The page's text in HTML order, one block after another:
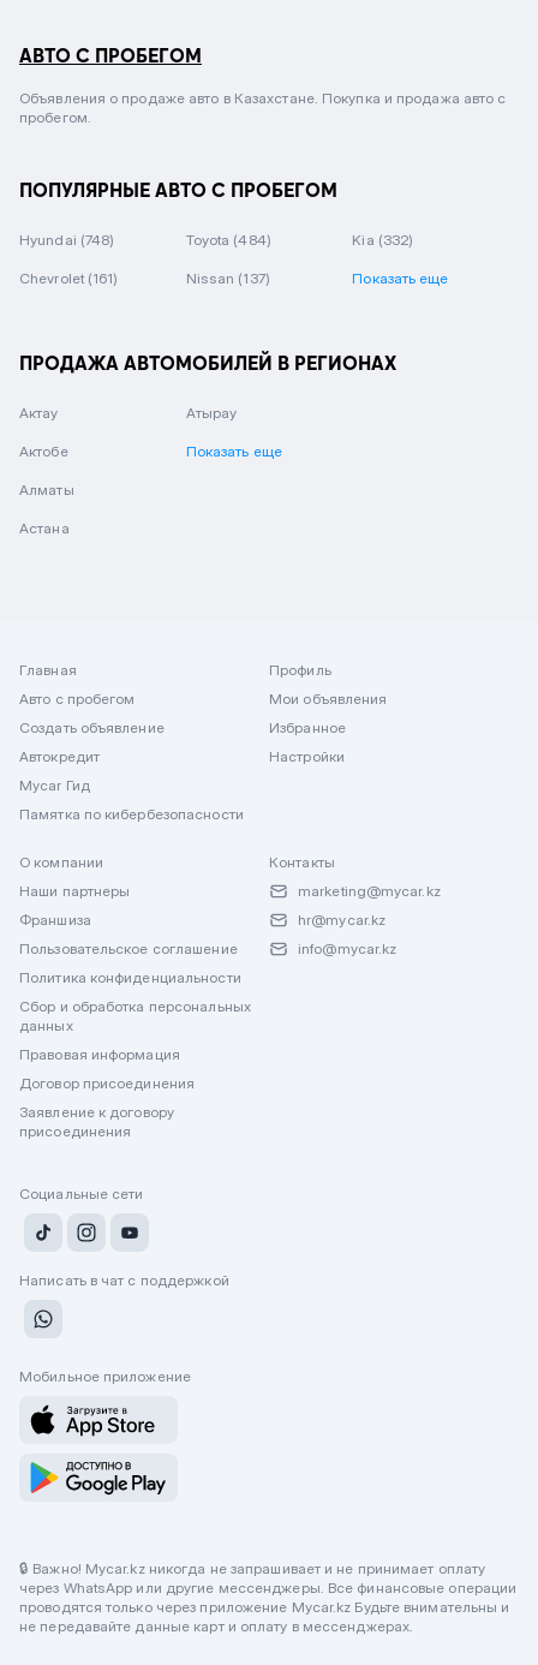
АВТО С ПРОБЕГОМ
Объявления о продаже авто в Казахстане. Покупка и продажа авто с
пробегом.
ПОПУЛЯРНЫЕ АВТО С ПРОБЕГОМ
Hyundai (748) Toyota (484) Kia (332)
Chevrolet (161) Nissan (137) Показать еще
ПРОДАЖА АВТОМОБИЛЕЙ В РЕГИОНАХ
Актау
Актобе
Алматы
Астана
Атырау
Показать еще
Главная
Авто с пробегом
Создать объявление
Автокредит
Mycar Гид
Памятка по кибербезопасности
Профиль
Мои объявления
Избранное
Настройки
О компании
Наши партнеры
Франшиза
Пользовательское соглашение
Политика конфиденциальности
Сбор и обработка персональных
данных
Правовая информация
Договор присоединения
Заявление к договору
присоединения
Контакты
marketing@mycar.kz
hr@mycar.kz
info@mycar.kz
Социальные сети
Написать в чат с поддержкой
Мобильное приложение
🔒 Важно! Mycar.kz никогда не запрашивает и не принимает оплату
через WhatsApp или другие мессенджеры. Все финансовые операции
проводятся только через приложение Mycar.kz Будьте внимательны и
не передавайте данные карт и оплату в мессенджерах.